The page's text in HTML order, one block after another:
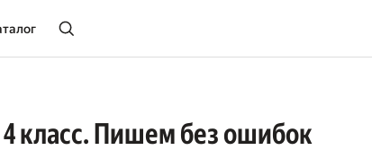
класс. Пишем без ошибок